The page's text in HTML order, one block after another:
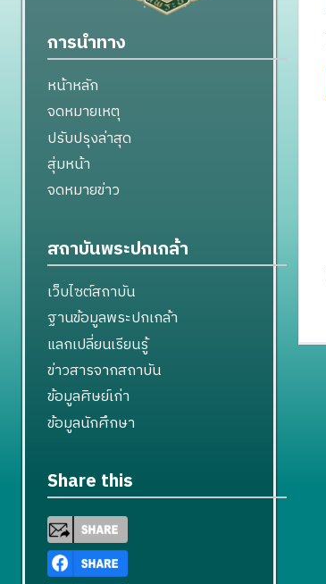
การนำทาง
หน้าหลัก
จดหมายเหตุ
ปรับปรุงล่าสุด
สุ่มหน้า
จดหมายข่าว
สถาบันพระปกเกล้า
เว็บไซต์สถาบัน
ฐานข้อมูลพระปกเกล้า
แลกเปลี่ยนเรียนรู้
ข่าวสารจากสถาบัน
ข้อมูลศิษย์เก่า
ข้อมูลนักศึกษา
Share this